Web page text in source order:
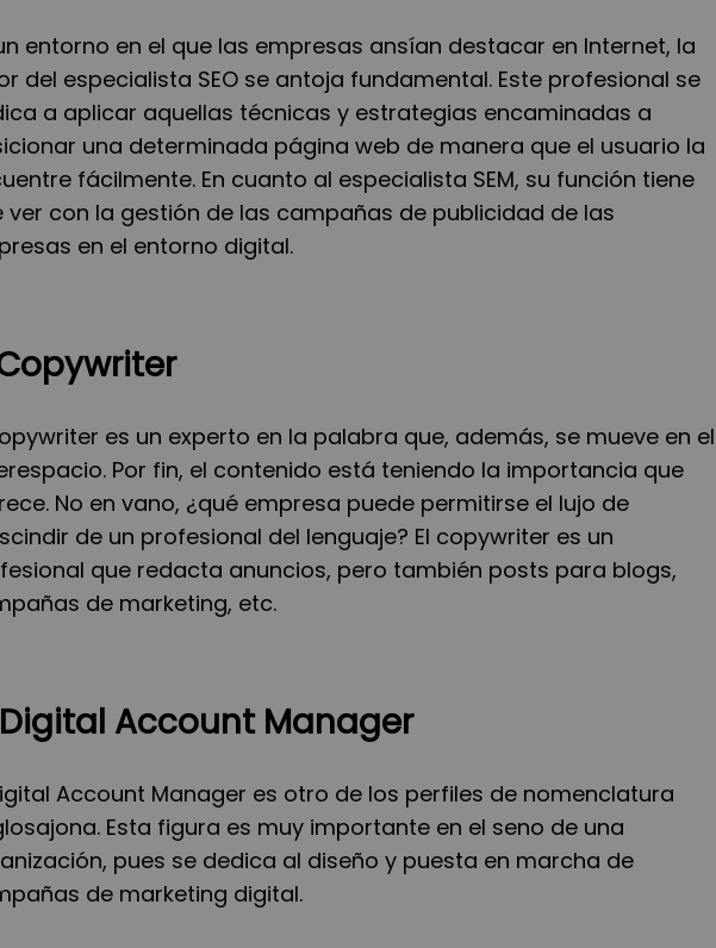
entorno en el que las empresas ansían destacar en Internet, la
del especialista SEO se antoja fundamental. Este profesional se
a aplicar aquellas técnicas y estrategias encaminadas a
una determinada página web de manera que el usuario la
fácilmente. En cuanto al especialista SEM, su función tiene
ver con la gestión de las campañas de publicidad de las
en el entorno digital.
es un experto en la palabra que, además, se mueve en el
Por fin, el contenido está teniendo la importancia que
No en vano, ¿qué empresa puede permitirse el lujo de
de un profesional del lenguaje? El copywriter es un
que redacta anuncios, pero también posts para blogs,
de marketing, etc.
Account Manager
Account Manager es otro de los perfiles de nomenclatura
Esta figura es muy importante en el seno de una
pues se dedica al diseño y puesta en marcha de
de marketing digital.